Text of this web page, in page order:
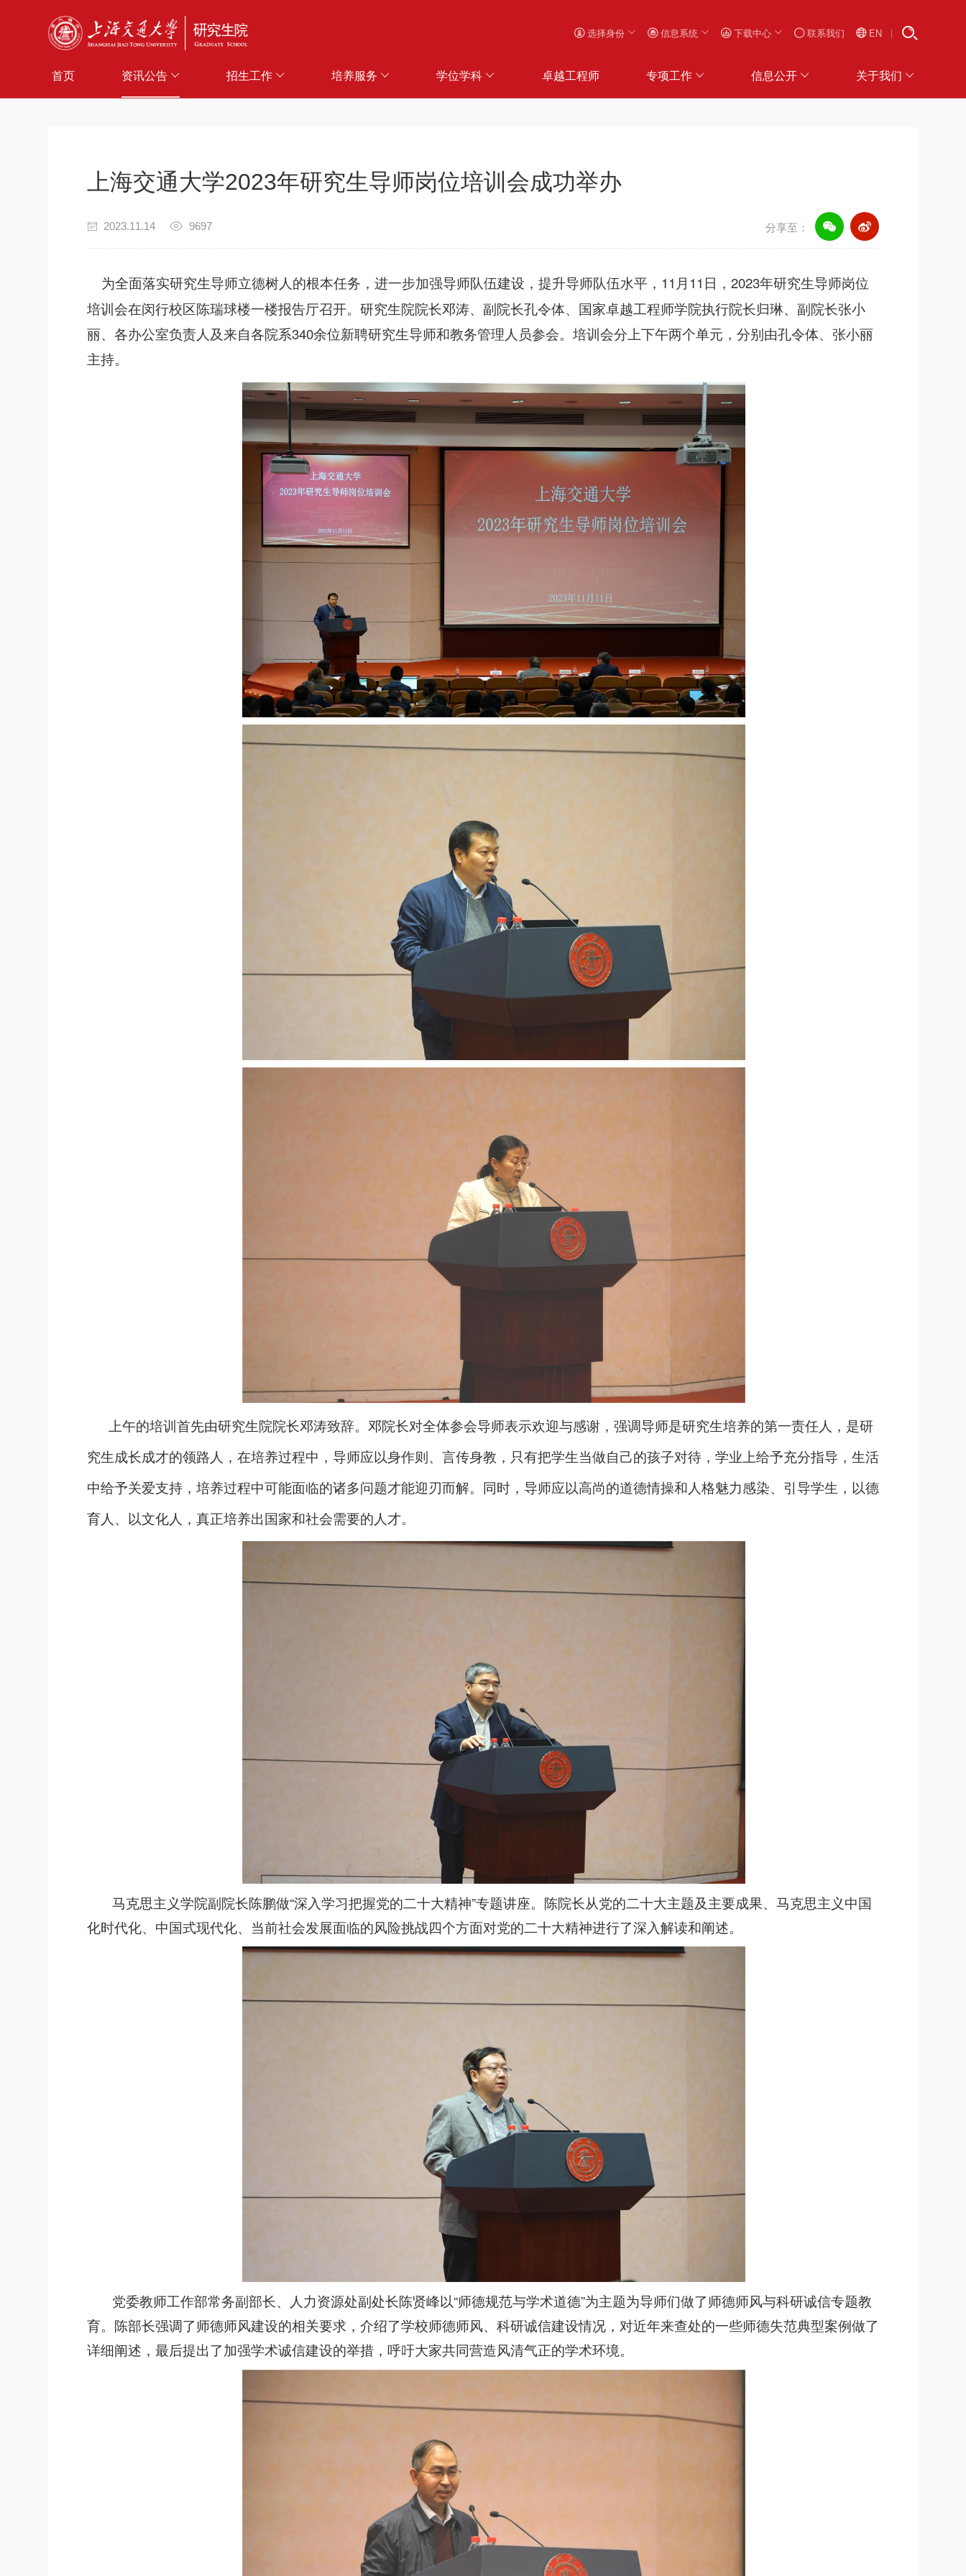
选择身份 信息系统 下载中心 联系我们 EN
首页 资讯公告 招生工作 培养服务 学位学科 卓越工程师 专项工作 信息公开 关于我们
上海交通大学2023年研究生导师岗位培训会成功举办
2023.11.14 9697 分享至：
为全面落实研究生导师立德树人的根本任务，进一步加强导师队伍建设，提升导师队伍水平，11月11日，2023年研究生导师岗位
培训会在闵行校区陈瑞球楼一楼报告厅召开。研究生院院长邓涛、副院长孔令体、国家卓越工程师学院执行院长归琳、副院长张小
丽、各办公室负责人及来自各院系340余位新聘研究生导师和教务管理人员参会。培训会分上下午两个单元，分别由孔令体、张小丽
主持。
上午的培训首先由研究生院院长邓涛致辞。邓院长对全体参会导师表示欢迎与感谢，强调导师是研究生培养的第一责任人，是研
究生成长成才的领路人，在培养过程中，导师应以身作则、言传身教，只有把学生当做自己的孩子对待，学业上给予充分指导，生活
中给予关爱支持，培养过程中可能面临的诸多问题才能迎刃而解。同时，导师应以高尚的道德情操和人格魅力感染、引导学生，以德
育人、以文化人，真正培养出国家和社会需要的人才。
马克思主义学院副院长陈鹏做“深入学习把握党的二十大精神”专题讲座。陈院长从党的二十大主题及主要成果、马克思主义中国
化时代化、中国式现代化、当前社会发展面临的风险挑战四个方面对党的二十大精神进行了深入解读和阐述。
党委教师工作部常务副部长、人力资源处副处长陈贤峰以“师德规范与学术道德”为主题为导师们做了师德师风与科研诚信专题教
育。陈部长强调了师德师风建设的相关要求，介绍了学校师德师风、科研诚信建设情况，对近年来查处的一些师德失范典型案例做了
详细阐述，最后提出了加强学术诚信建设的举措，呼吁大家共同营造风清气正的学术环境。